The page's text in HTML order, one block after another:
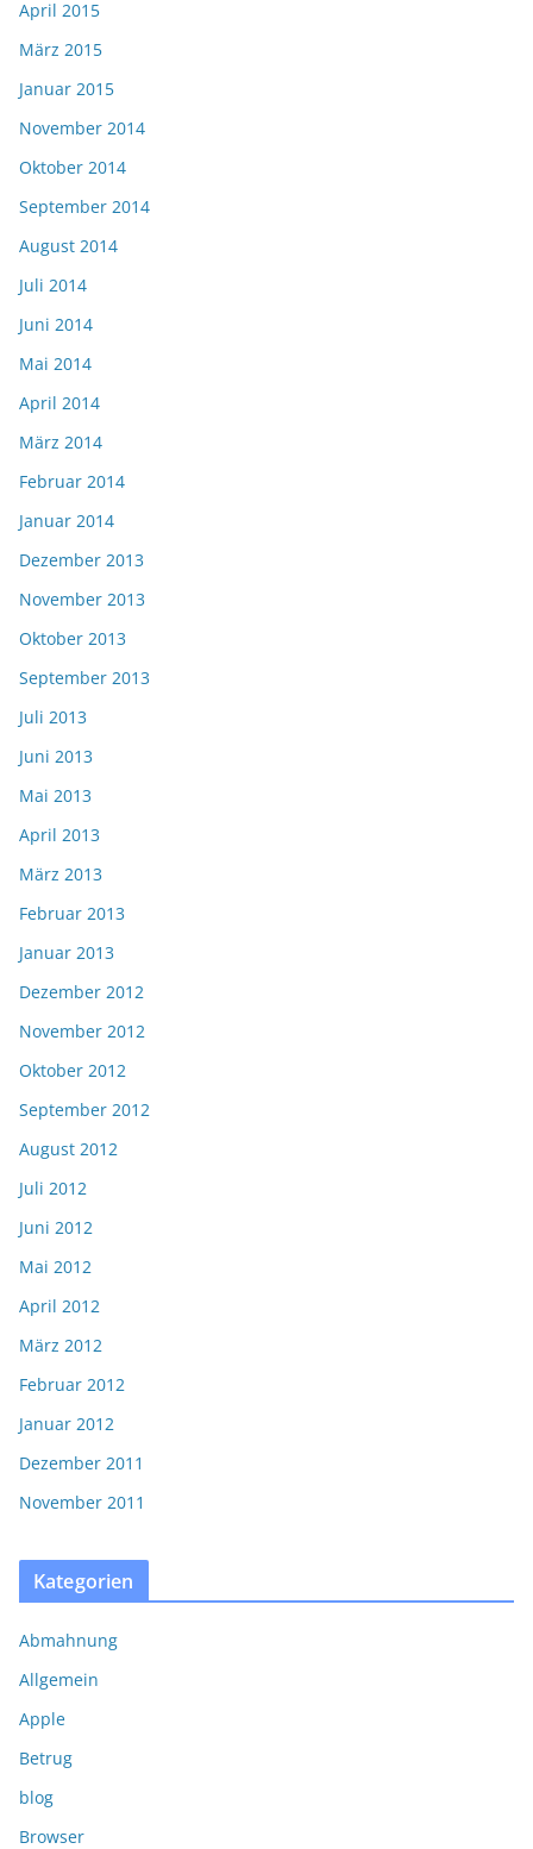
April 2015
März 2015
Januar 2015
November 2014
Oktober 2014
September 2014
August 2014
Juli 2014
Juni 2014
Mai 2014
April 2014
März 2014
Februar 2014
Januar 2014
Dezember 2013
November 2013
Oktober 2013
September 2013
Juli 2013
Juni 2013
Mai 2013
April 2013
März 2013
Februar 2013
Januar 2013
Dezember 2012
November 2012
Oktober 2012
September 2012
August 2012
Juli 2012
Juni 2012
Mai 2012
April 2012
März 2012
Februar 2012
Januar 2012
Dezember 2011
November 2011
Kategorien
Abmahnung
Allgemein
Apple
Betrug
blog
Browser